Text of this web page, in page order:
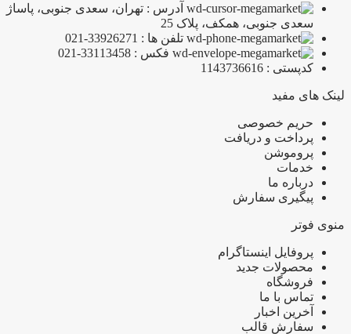
آدرس : تهران، سعدی جنوبی، پاساژ
سعدی جنوبی، همکف، پلاک 25
تلفن ها : 33926271-021
فکس : 33113458-021
کدپستی : 1143736616
لینک های مفید
حریم خصوصی
پرداخت و دریافت
پروموشن
خدمات
درباره ما
پیگیری سفارش
منوی فوتر
پروفایل اینستاگرام
محصولات جدید
فروشگاه
تماس با ما
آخرین اخبار
سفارش قالب